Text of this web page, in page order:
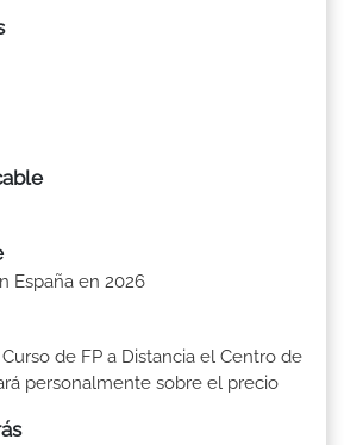
España en 2026
de FP a Distancia el Centro de
personalmente sobre el precio